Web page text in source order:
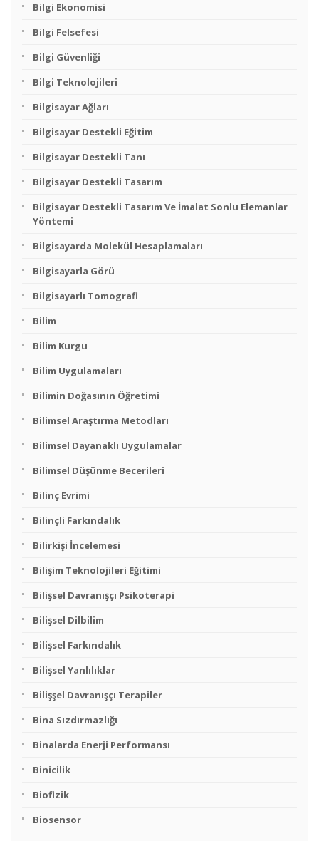
Bilgi Ekonomisi
Bilgi Felsefesi
Bilgi Güvenliği
Bilgi Teknolojileri
Bilgisayar Ağları
Bilgisayar Destekli Eğitim
Bilgisayar Destekli Tanı
Bilgisayar Destekli Tasarım
Bilgisayar Destekli Tasarım Ve İmalat Sonlu Elemanlar
Yöntemi
Bilgisayarda Molekül Hesaplamaları
Bilgisayarla Görü
Bilgisayarlı Tomografi
Bilim
Bilim Kurgu
Bilim Uygulamaları
Bilimin Doğasının Öğretimi
Bilimsel Araştırma Metodları
Bilimsel Dayanaklı Uygulamalar
Bilimsel Düşünme Becerileri
Bilinç Evrimi
Bilinçli Farkındalık
Bilirkişi İncelemesi
Bilişim Teknolojileri Eğitimi
Bilişsel Davranışçı Psikoterapi
Bilişsel Dilbilim
Bilişsel Farkındalık
Bilişsel Yanlılıklar
Bilişşel Davranışçı Terapiler
Bina Sızdırmazlığı
Binalarda Enerji Performansı
Binicilik
Biofizik
Biosensor